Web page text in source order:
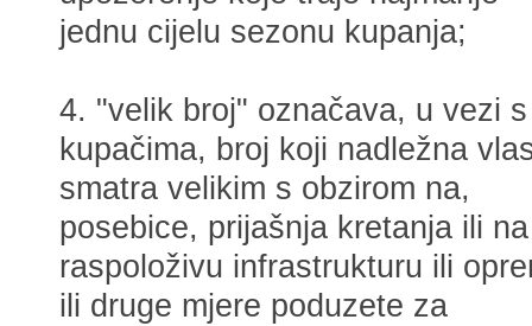
jednu cijelu sezonu kupanja;
4. "velik broj" označava, u vezi s
kupačima, broj koji nadležna
smatra velikim s obzirom na,
posebice, prijašnja kretanja ili na
raspoloživu infrastrukturu ili
ili druge mjere poduzete za